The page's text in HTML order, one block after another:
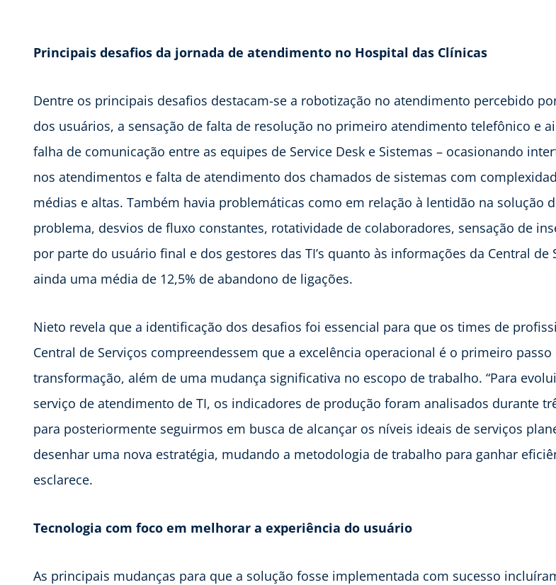
Principais desafios da jornada de atendimento no Hospital das Clínicas
Dentre os principais desafios destacam-se a robotização no atendimento percebido
dos usuários, a sensação de falta de resolução no primeiro atendimento telefônico e
falha de comunicação entre as equipes de Service Desk e Sistemas – ocasionando
nos atendimentos e falta de atendimento dos chamados de sistemas com
médias e altas. Também havia problemáticas como em relação à lentidão na solução
problema, desvios de fluxo constantes, rotatividade de colaboradores, sensação de
por parte do usuário final e dos gestores das TI’s quanto às informações da Central de
ainda uma média de 12,5% de abandono de ligações.
Nieto revela que a identificação dos desafios foi essencial para que os times de
Central de Serviços compreendessem que a excelência operacional é o primeiro passo
transformação, além de uma mudança significativa no escopo de trabalho. “Para
serviço de atendimento de TI, os indicadores de produção foram analisados durante
para posteriormente seguirmos em busca de alcançar os níveis ideais de serviços
desenhar uma nova estratégia, mudando a metodologia de trabalho para ganhar
esclarece.
Tecnologia com foco em melhorar a experiência do usuário
As principais mudanças para que a solução fosse implementada com sucesso